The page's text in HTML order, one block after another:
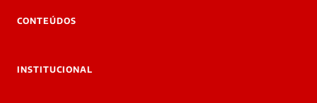
CONTEÚDOS
INSTITUCIONAL